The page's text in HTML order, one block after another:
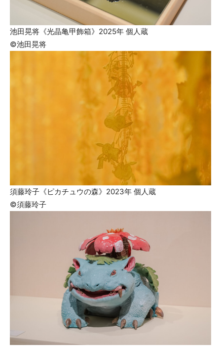
池田晃将《光晶亀甲飾箱》2025年 個人蔵
©池田晃将
須藤玲子《ピカチュウの森》2023年 個人蔵
©須藤玲子